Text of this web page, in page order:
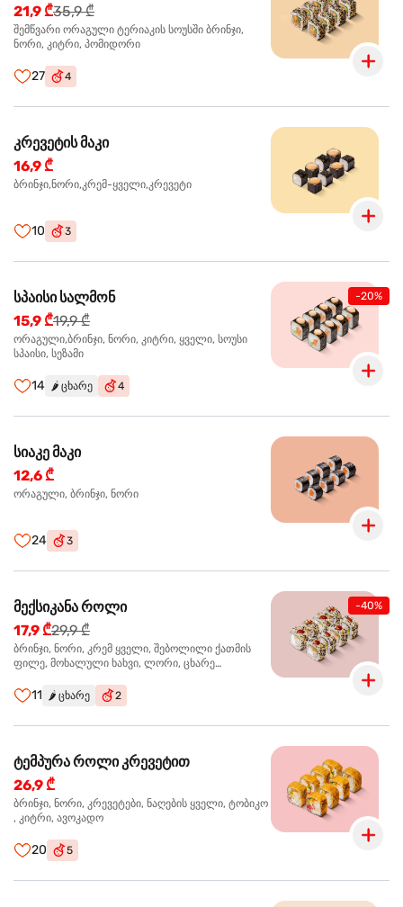
21,9 ₾35,9 ₾
შემწვარი ორაგული ტერიაკის სოუსში ბრინჯი,
ნორი, კიტრი, პომიდორი
27 4
კრევეტის მაკი
16,9 ₾
ბრინჯი,ნორი,კრემ-ყველი,კრევეტი
10 3
-20%
სპაისი სალმონ
15,9 ₾19,9 ₾
ორაგული,ბრინჯი, ნორი, კიტრი, ყველი, სოუსი
სპაისი, სეზამი
14 🌶️ ცხარე 4
სიაკე მაკი
12,6 ₾
ორაგული, ბრინჯი, ნორი
24 3
-40%
მექსიკანა როლი
17,9 ₾29,9 ₾
ბრინჯი, ნორი, კრემ ყველი, შებოლილი ქათმის
ფილე, მოხალული ხახვი, ლორი, ცხარე
11 🌶️ ცხარე 2
ტემპურა როლი კრევეტით
26,9 ₾
ბრინჯი, ნორი, კრევეტები, ნაღების ყველი, ტობიკო
, კიტრი, ავოკადო
20 5